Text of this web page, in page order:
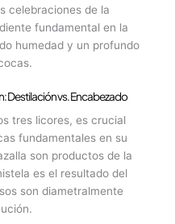
celebraciones de la
fundamental en la
humedad y un profundo
Destilación vs. Encabezado
tres licores, es crucial
fundamentales en su
son productos de la
es el resultado del
son diametralmente